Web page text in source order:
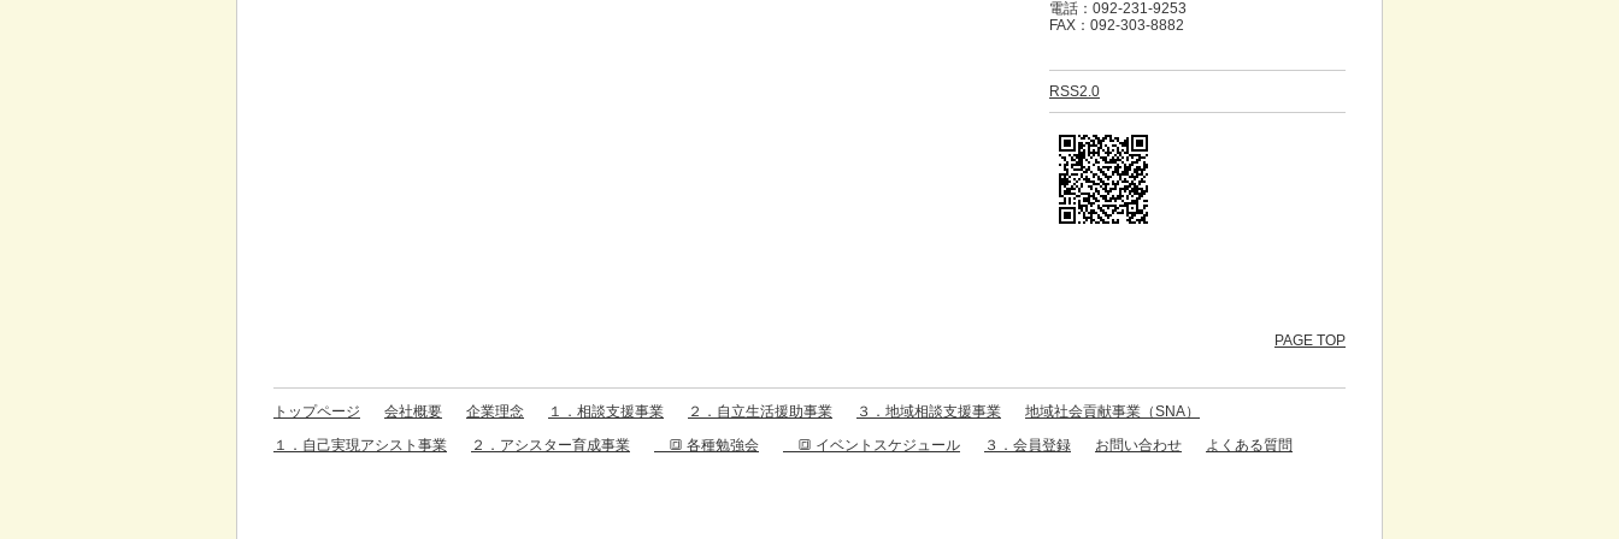
電話：092-231-9253
FAX：092-303-8882
RSS2.0
PAGE TOP
トップページ 会社概要 企業理念 １．相談支援事業 ２．自立生活援助事業 ３．地域相談支援事業
地域社会貢献事業（SNA）
１．自己実現アシスト事業
２．アシスター育成事業 🔳 各種勉強会 🔳 イベントスケジュール ３．会員登録 お問い合わせ よくある質問